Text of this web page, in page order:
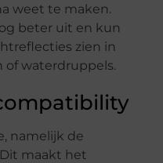
weet te maken.
beter uit en kun
zien in
of waterdruppels.
namelijk de
maakt het